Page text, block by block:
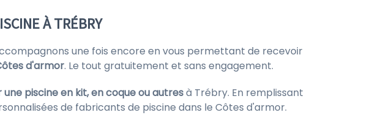
À TRÉBRY
une fois encore en vous permettant de recevoir
d'armor. Le tout gratuitement et sans engagement.
une piscine en kit, en coque ou autresà Trébry. En remplissant
de fabricants de piscine dans le Côtes d'armor.